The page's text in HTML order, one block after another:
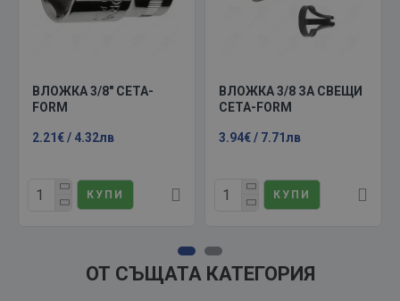
ВЛОЖКА 3/8" CETA-
FORM
2.21€ / 4.32лв
КУПИ
ВЛОЖКА 3/8 ЗА СВЕЩИ
CETA-FORM
3.94€ / 7.71лв
КУПИ
ОТ СЪЩАТА КАТЕГОРИЯ